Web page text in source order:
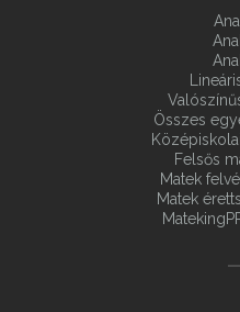
Összes
Felsős
Matek
Matek